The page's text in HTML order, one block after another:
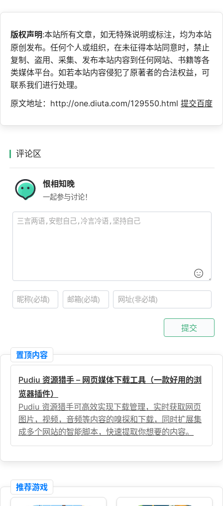
版权声明:本站所有文章，如无特殊说明或标注，均为本站
原创发布。任何个人或组织，在未征得本站同意时，禁止
复制、盗用、采集、发布本站内容到任何网站、书籍等各
类媒体平台。如若本站内容侵犯了原著者的合法权益，可
联系我们进行处理。
原文地址：http://one.diuta.com/129550.html 提交百度
评论区
恨相知晚
一起参与讨论！
提交
置顶内容
Pudiu 资源猎手 – 网页媒体下载工具（一款好用的浏
览器插件）
Pudiu 资源猎手可高效实现下载管理，实时获取网页
图片，视频，音频等内容的嗅探和下载，同时扩展集
成多个网站的智能脚本，快速提取你想要的内容。
推荐游戏